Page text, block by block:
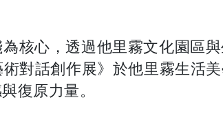
核心，透過他里霧文化園區
對話創作展》於他里霧生活
復原力量。